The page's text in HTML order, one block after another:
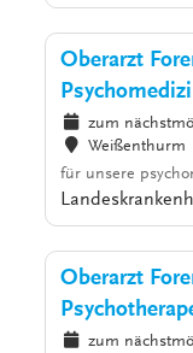
Oberarzt
zum
Weißenthurm
für unsere
Oberarzt
zum